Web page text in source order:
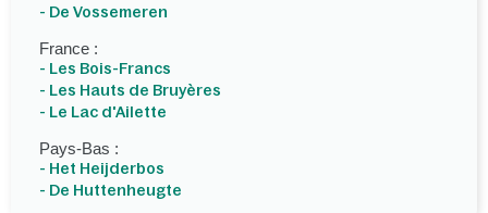
- De Vossemeren
France :
- Les Bois-Francs
- Les Hauts de Bruyères
- Le Lac d'Ailette
Pays-Bas :
- Het Heijderbos
- De Huttenheugte